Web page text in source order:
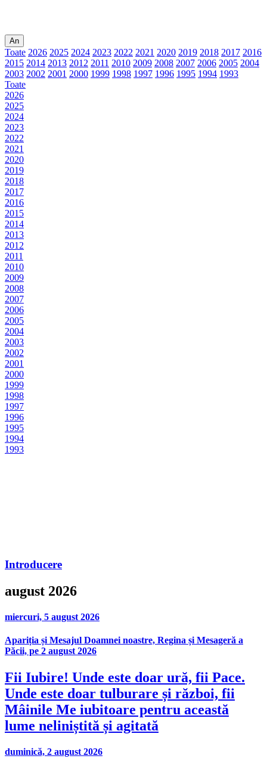
An
Toate 2026 2025 2024 2023 2022 2021 2020 2019 2018 2017 2016
2015 2014 2013 2012 2011 2010 2009 2008 2007 2006 2005 2004
2003 2002 2001 2000 1999 1998 1997 1996 1995 1994 1993
Toate
2026
2025
2024
2023
2022
2021
2020
2019
2018
2017
2016
2015
2014
2013
2012
2011
2010
2009
2008
2007
2006
2005
2004
2003
2002
2001
2000
1999
1998
1997
1996
1995
1994
1993
Introducere
august 2026
miercuri, 5 august 2026
Apariția și Mesajul Doamnei noastre, Regina și Mesageră a
Păcii, pe 2 august 2026
Fii Iubire! Unde este doar ură, fii Pace.
Unde este doar tulburare și război, fii
Mâinile Me iubitoare pentru această
lume neliniștită și agitată
duminică, 2 august 2026